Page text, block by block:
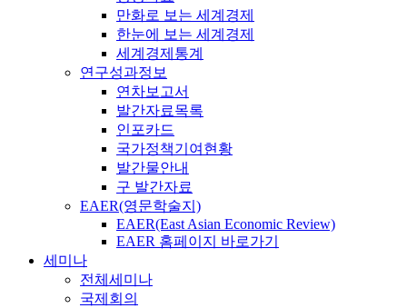
만화로 보는 세계경제
한눈에 보는 세계경제
세계경제통계
연구성과정보
연차보고서
발간자료목록
인포카드
국가정책기여현황
발간물안내
구 발간자료
EAER(영문학술지)
EAER(East Asian Economic Review)
EAER 홈페이지 바로가기
세미나
전체세미나
국제회의